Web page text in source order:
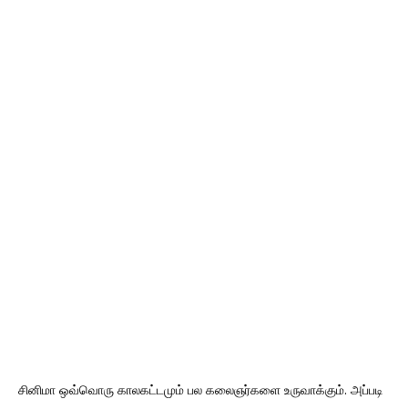
சினிமா ஒவ்வொரு காலகட்டமும் பல கலைஞர்களை உருவாக்கும். அப்படி